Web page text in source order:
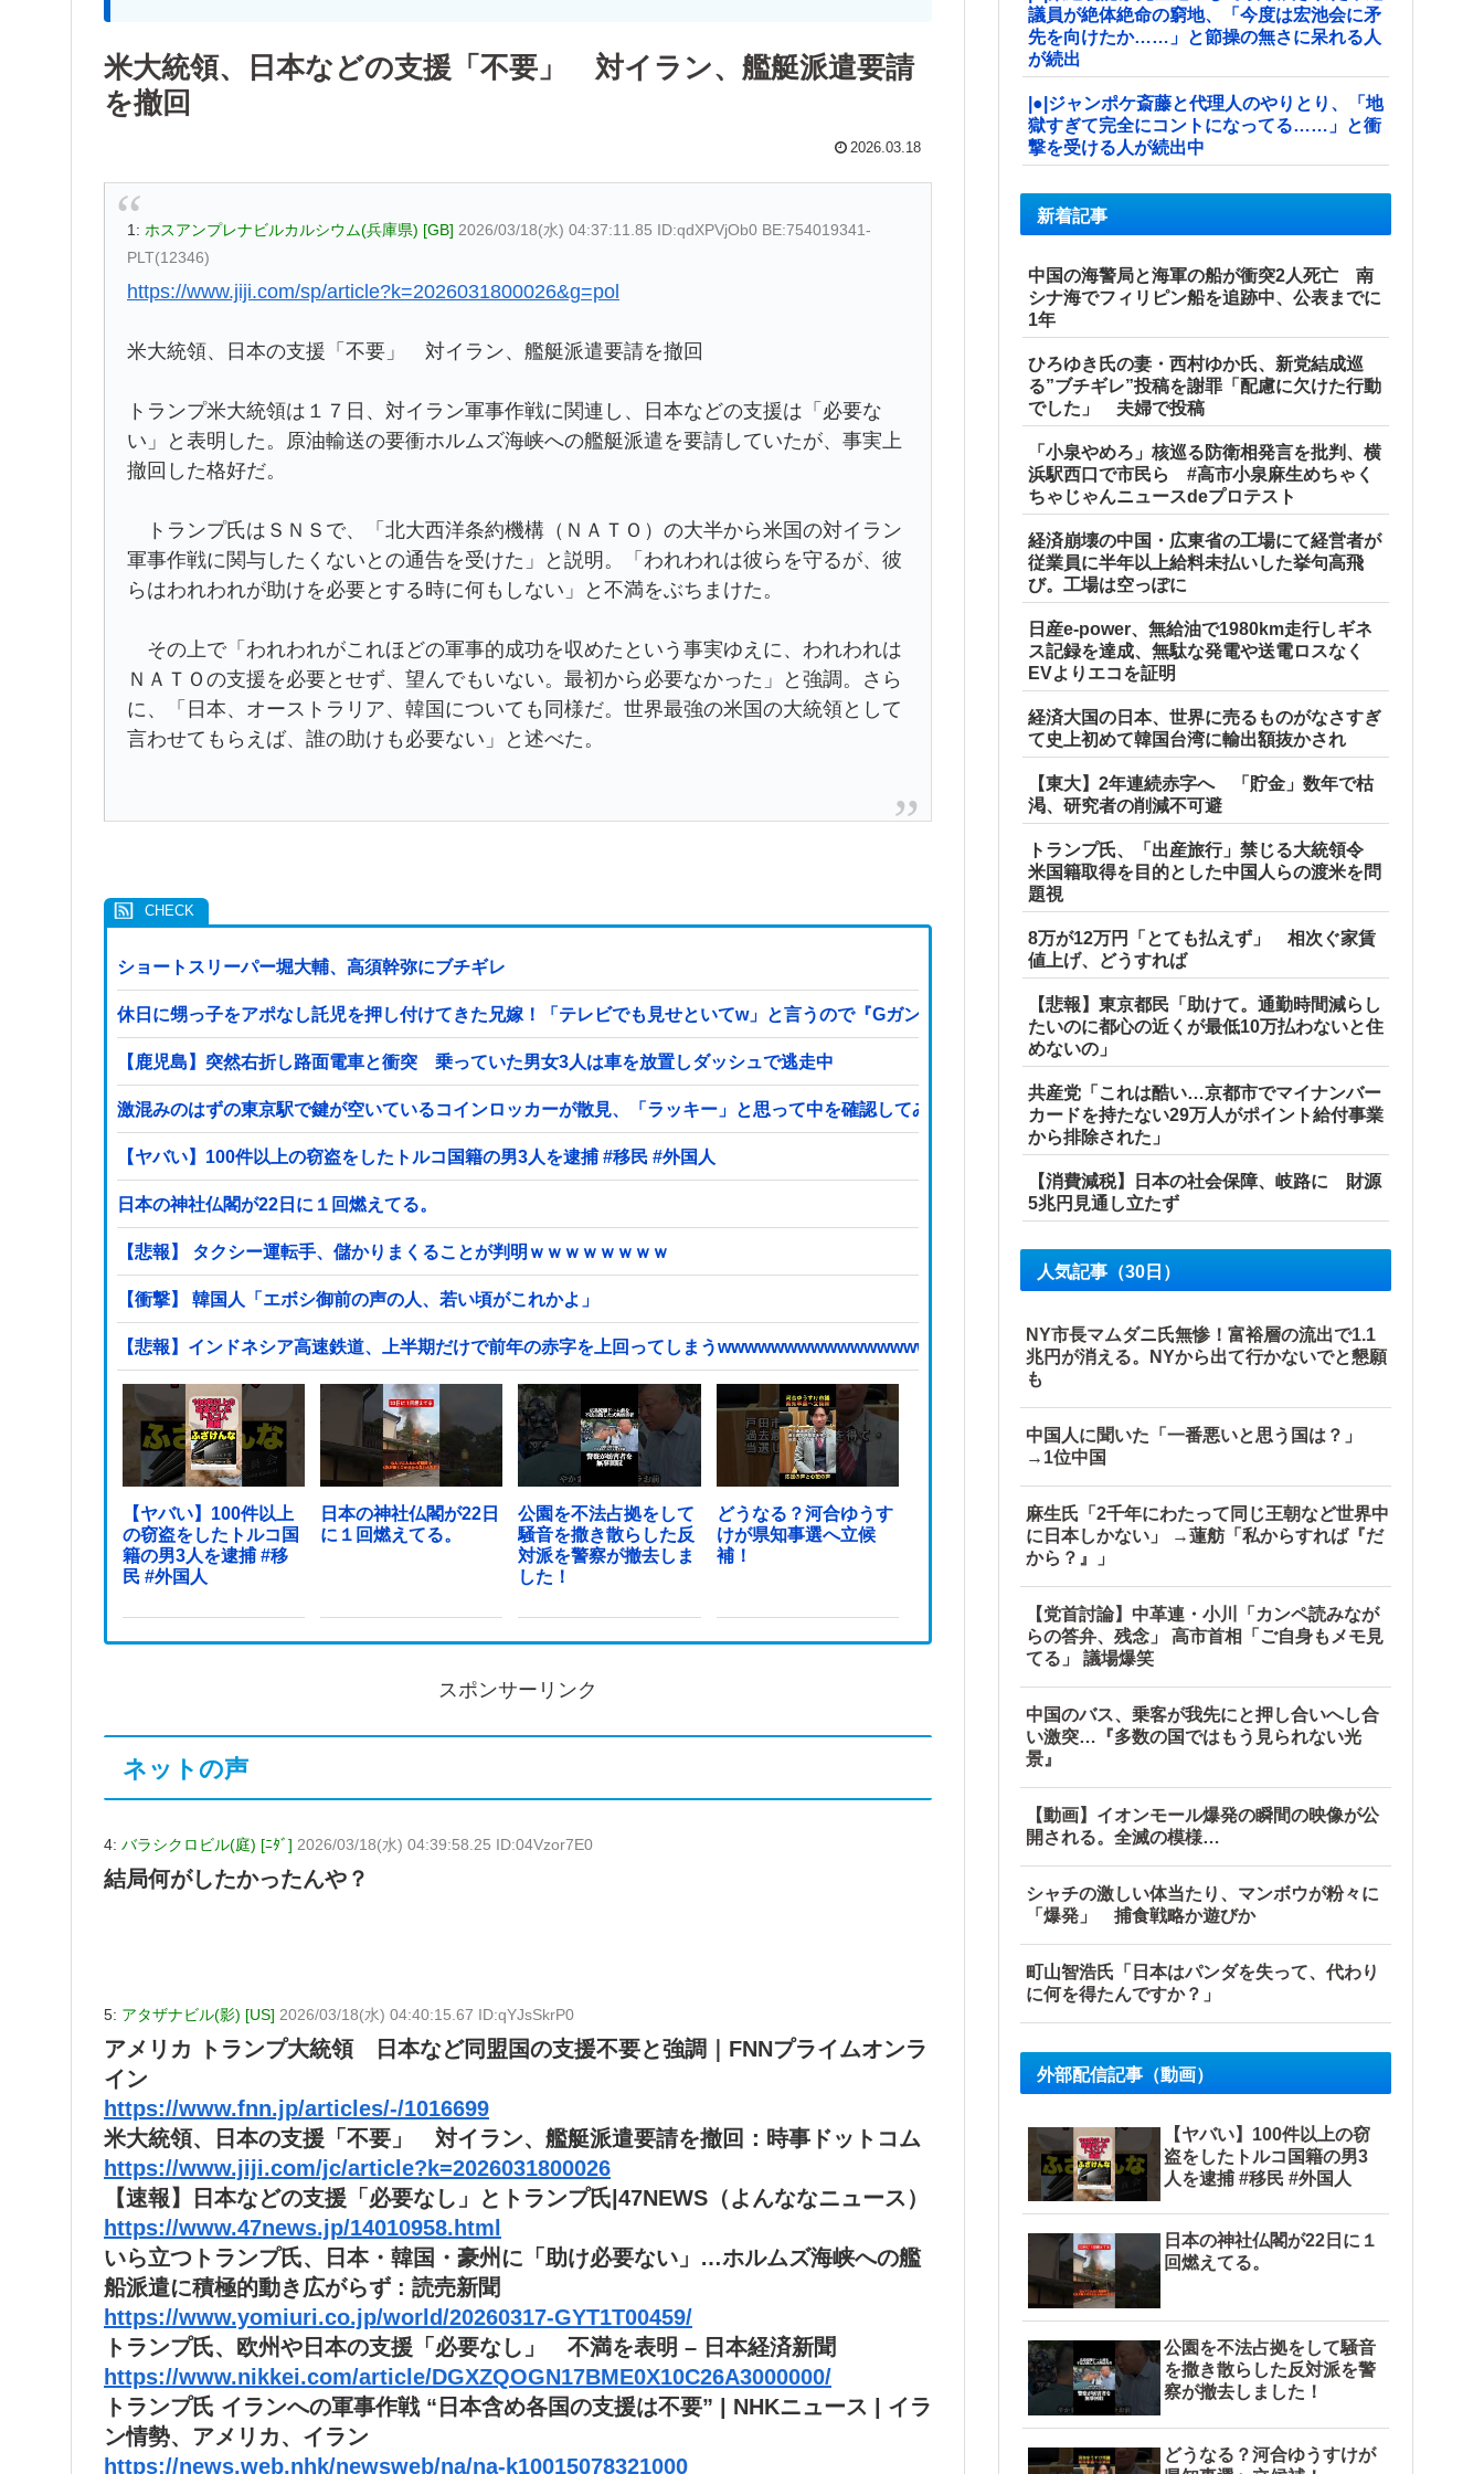
米大統領、日本などの支援「不要」 対イラン、艦艇派遣要請
を撤回
2026.03.18
1: ホスアンプレナビルカルシウム(兵庫県) [GB] 2026/03/18(水) 04:37:11.85 ID:qdXPVjOb0 BE:754019341-
PLT(12346)
https://www.jiji.com/sp/article?k=2026031800026&g=pol
米大統領、日本の支援「不要」 対イラン、艦艇派遣要請を撤回
トランプ米大統領は１７日、対イラン軍事作戦に関連し、日本などの支援は「必要な
い」と表明した。原油輸送の要衝ホルムズ海峡への艦艇派遣を要請していたが、事実上
撤回した格好だ。
トランプ氏はＳＮＳで、「北大西洋条約機構（ＮＡＴＯ）の大半から米国の対イラン
軍事作戦に関与したくないとの通告を受けた」と説明。「われわれは彼らを守るが、彼
らはわれわれが助けを必要とする時に何もしない」と不満をぶちまけた。
その上で「われわれがこれほどの軍事的成功を収めたという事実ゆえに、われわれは
ＮＡＴＯの支援を必要とせず、望んでもいない。最初から必要なかった」と強調。さら
に、「日本、オーストラリア、韓国についても同様だ。世界最強の米国の大統領として
言わせてもらえば、誰の助けも必要ない」と述べた。
ショートスリーパー堀大輔、高須幹弥にブチギレ
休日に甥っ子をアポなし託児を押し付けてきた兄嫁！「テレビでも見せといてw」と言うので『Gガンダム』を一気見させた結果……甥っ子が重度の中二病を発症して家で
【鹿児島】突然右折し路面電車と衝突 乗っていた男女3人は車を放置しダッシュで逃走中
激混みのはずの東京駅で鍵が空いているコインロッカーが散見、「ラッキー」と思って中を確認してみると……
【ヤバい】100件以上の窃盗をしたトルコ国籍の男3人を逮捕 #移民 #外国人
日本の神社仏閣が22日に１回燃えてる。
【悲報】 タクシー運転手、儲かりまくることが判明ｗｗｗｗｗｗｗｗ
【衝撃】 韓国人「エボシ御前の声の人、若い頃がこれかよ」
【悲報】インドネシア高速鉄道、上半期だけで前年の赤字を上回ってしまうwwwwwwwwwwwwwwwwwwwwwwwwwwwwwwwwwwwwwwwwwwwww他
【ヤバい】100件以上
の窃盗をしたトルコ国
籍の男3人を逮捕 #移
民 #外国人
日本の神社仏閣が22日
に１回燃えてる。
公園を不法占拠をして
騒音を撒き散らした反
対派を警察が撤去しま
した！
どうなる？河合ゆうす
けが県知事選へ立候
補！
スポンサーリンク
ネットの声
4: バラシクロビル(庭) [ﾆﾀﾞ] 2026/03/18(水) 04:39:58.25 ID:04Vzor7E0
結局何がしたかったんや？
5: アタザナビル(影) [US] 2026/03/18(水) 04:40:15.67 ID:qYJsSkrP0
アメリカ トランプ大統領 日本など同盟国の支援不要と強調｜FNNプライムオンラ
イン
https://www.fnn.jp/articles/-/1016699
米大統領、日本の支援「不要」 対イラン、艦艇派遣要請を撤回：時事ドットコム
https://www.jiji.com/jc/article?k=2026031800026
【速報】日本などの支援「必要なし」とトランプ氏|47NEWS（よんななニュース）
https://www.47news.jp/14010958.html
いら立つトランプ氏、日本・韓国・豪州に「助け必要ない」…ホルムズ海峡への艦
船派遣に積極的動き広がらず : 読売新聞
https://www.yomiuri.co.jp/world/20260317-GYT1T00459/
トランプ氏、欧州や日本の支援「必要なし」 不満を表明 – 日本経済新聞
https://www.nikkei.com/article/DGXZQOGN17BME0X10C26A3000000/
トランプ氏 イランへの軍事作戦 “日本含め各国の支援は不要” | NHKニュース | イラ
ン情勢、アメリカ、イラン
https://news.web.nhk/newsweb/na/na-k10015078321000
議員が絶体絶命の窮地、「今度は宏池会に矛
先を向けたか……」と節操の無さに呆れる人
が続出
|●|ジャンポケ斎藤と代理人のやりとり、「地
獄すぎて完全にコントになってる……」と衝
撃を受ける人が続出中
新着記事
中国の海警局と海軍の船が衝突2人死亡 南
シナ海でフィリピン船を追跡中、公表までに
1年
ひろゆき氏の妻・西村ゆか氏、新党結成巡
る”ブチギレ”投稿を謝罪「配慮に欠けた行動
でした」 夫婦で投稿
「小泉やめろ」核巡る防衛相発言を批判、横
浜駅西口で市民ら #高市小泉麻生めちゃく
ちゃじゃんニュースdeプロテスト
経済崩壊の中国・広東省の工場にて経営者が
従業員に半年以上給料未払いした挙句高飛
び。工場は空っぽに
日産e-power、無給油で1980km走行しギネ
ス記録を達成、無駄な発電や送電ロスなく
EVよりエコを証明
経済大国の日本、世界に売るものがなさすぎ
て史上初めて韓国台湾に輸出額抜かされ
【東大】2年連続赤字へ 「貯金」数年で枯
渇、研究者の削減不可避
トランプ氏、「出産旅行」禁じる大統領令
米国籍取得を目的とした中国人らの渡米を問
題視
8万が12万円「とても払えず」 相次ぐ家賃
値上げ、どうすれば
【悲報】東京都民「助けて。通勤時間減らし
たいのに都心の近くが最低10万払わないと住
めないの」
共産党「これは酷い…京都市でマイナンバー
カードを持たない29万人がポイント給付事業
から排除された」
【消費減税】日本の社会保障、岐路に 財源
5兆円見通し立たず
人気記事（30日）
NY市長マムダニ氏無惨！富裕層の流出で1.1
兆円が消える。NYから出て行かないでと懇願
も
中国人に聞いた「一番悪いと思う国は？」
→1位中国
麻生氏「2千年にわたって同じ王朝など世界中
に日本しかない」 →蓮舫「私からすれば『だ
から？』」
【党首討論】中革連・小川「カンペ読みなが
らの答弁、残念」 高市首相「ご自身もメモ見
てる」 議場爆笑
中国のバス、乗客が我先にと押し合いへし合
い激突…『多数の国ではもう見られない光
景』
【動画】イオンモール爆発の瞬間の映像が公
開される。全滅の模様…
シャチの激しい体当たり、マンボウが粉々に
「爆発」 捕食戦略か遊びか
町山智浩氏「日本はパンダを失って、代わり
に何を得たんですか？」
外部配信記事（動画）
【ヤバい】100件以上の窃
盗をしたトルコ国籍の男3
人を逮捕 #移民 #外国人
日本の神社仏閣が22日に１
回燃えてる。
公園を不法占拠をして騒音
を撒き散らした反対派を警
察が撤去しました！
どうなる？河合ゆうすけが